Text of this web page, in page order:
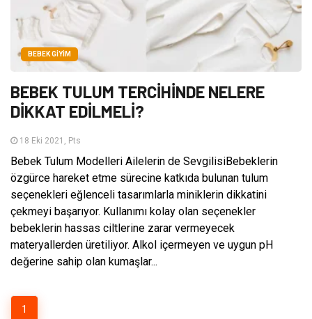
BEBEK GIYIM
BEBEK TULUM TERCİHİNDE NELERE
DİKKAT EDİLMELİ?
18 Eki 2021, Pts
Bebek Tulum Modelleri Ailelerin de SevgilisiBebeklerin
özgürce hareket etme sürecine katkıda bulunan tulum
seçenekleri eğlenceli tasarımlarla miniklerin dikkatini
çekmeyi başarıyor. Kullanımı kolay olan seçenekler
bebeklerin hassas ciltlerine zarar vermeyecek
materyallerden üretiliyor. Alkol içermeyen ve uygun pH
değerine sahip olan kumaşlar...
1